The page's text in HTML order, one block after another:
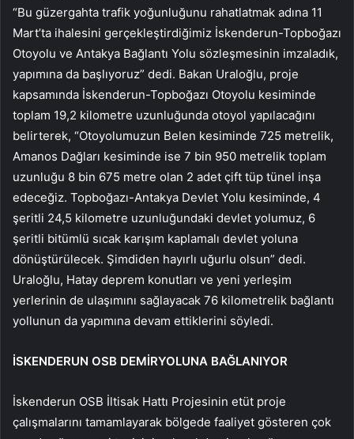
“Bu güzergahta trafik yoğunluğunu rahatlatmak adına 11
Mart’ta ihalesini gerçekleştirdiğimiz İskenderun-Topboğazı
Otoyolu ve Antakya Bağlantı Yolu sözleşmesinin imzaladık,
yapımına da başlıyoruz” dedi. Bakan Uraloğlu, proje
kapsamında İskenderun-Topboğazı Otoyolu kesiminde
toplam 19,2 kilometre uzunluğunda otoyol yapılacağını
belirterek, “Otoyolumuzun Belen kesiminde 725 metrelik,
Amanos Dağları kesiminde ise 7 bin 950 metrelik toplam
uzunluğu 8 bin 675 metre olan 2 adet çift tüp tünel inşa
edeceğiz. Topboğazı-Antakya Devlet Yolu kesiminde, 4
şeritli 24,5 kilometre uzunluğundaki devlet yolumuz, 6
şeritli bitümlü sıcak karışım kaplamalı devlet yoluna
dönüştürülecek. Şimdiden hayırlı uğurlu olsun” dedi.
Uraloğlu, Hatay deprem konutları ve yeni yerleşim
yerlerinin de ulaşımını sağlayacak 76 kilometrelik bağlantı
yollunun da yapımına devam ettiklerini söyledi.
İSKENDERUN OSB DEMİRYOLUNA BAĞLANIYOR
İskenderun OSB İltisak Hattı Projesinin etüt proje
çalışmalarını tamamlayarak bölgede faaliyet gösteren çok